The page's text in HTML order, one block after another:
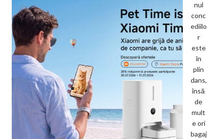
nul
conc
ediilo
r
este
în
plin
dans,
însă
de
mult
e ori
bagaj